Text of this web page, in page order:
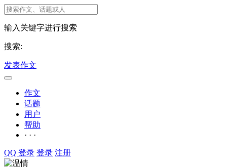
输入关键字进行搜索
搜索:
发表作文
作文
话题
用户
帮助
· · ·
QQ 登录 登录 注册